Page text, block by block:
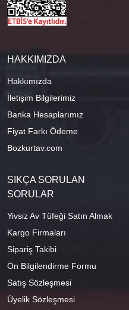
HAKKIMIZDA
Hakkımızda
İletişim Bilgilerimiz
Banka Hesaplarımız
Fiyat Farkı Ödeme
Bozkurtav.com
SIKÇA SORULAN
SORULAR
Yivsiz Av Tüfeği Satın Almak
Kargo Firmaları
Sipariş Takibi
Ön Bilgilendirme Formu
Satış Sözleşmesi
Üyelik Sözleşmesi